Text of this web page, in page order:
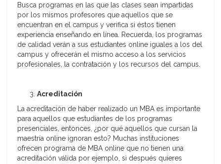
Busca programas en las que las clases sean impartidas
por los mismos profesores que aquellos que se
encuentran en el campus y verifica si éstos tienen
experiencia enseñando en línea. Recuerda, los programas
de calidad verán a sus estudiantes online iguales a los del
campus y ofrecerán el mismo acceso a los servicios
profesionales, la contratación y los recursos del campus.
Acreditación
La acreditación de haber realizado un MBA es importante
para aquellos que estudiantes de los programas
presenciales, entonces, ¿por qué aquellos que cursan la
maestría online ignoran esto? Muchas instituciones
ofrecen programa de MBA online que no tienen una
acreditación válida por ejemplo, si después quieres